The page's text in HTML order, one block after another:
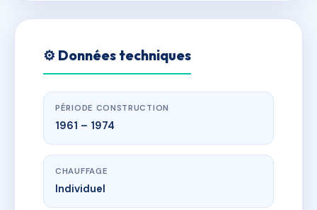
⚙️ Données techniques
PÉRIODE CONSTRUCTION
1961 – 1974
CHAUFFAGE
Individuel